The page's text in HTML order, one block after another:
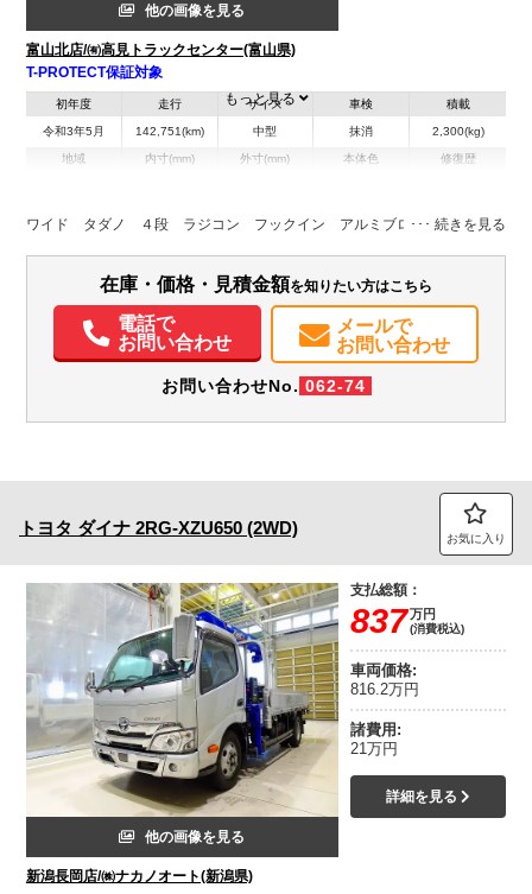
他の画像を見る
富山北店/㈲高見トラックセンター(富山県)
T-PROTECT保証対象
初年度
令和3年5月
走行
142,751(km)
サイズ
中型
車検
抹消
積載
2,300(kg)
地域 内寸(mm) 外寸(mm) 本体色 修復歴
装備情報
パワステ パワーウィンドウ ABS エアバッグ
もっと見る
ワイド タダノ ４段 ラジコン フックイン アルミブロック
在庫・価格・見積金額を知りたい方はこちら
電話で
お問い合わせ
メールで
お問い合わせ
お問い合わせNo. 062-74
トヨタ ダイナ 2RG-XZU650 (2WD) お気に入り
他の画像を見る
新潟長岡店/㈱ナカノオート(新潟県)
支払総額：
837万円
(消費税込)
車両価格:
816.2万円
諸費用:
21万円
詳細を見る